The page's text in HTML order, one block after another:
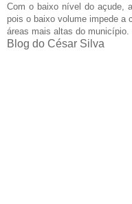
Com o baixo nível do açude,
pois o baixo volume impede a
áreas mais altas do município.
Blog do César Silva